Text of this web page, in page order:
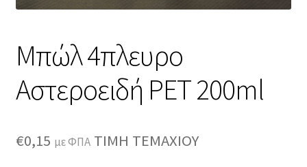
Μπώλ 4πλευρο
Αστεροειδή PET 200ml
€0,15 με ΦΠΑ ΤΙΜΗ ΤΕΜΑΧΙΟΥ